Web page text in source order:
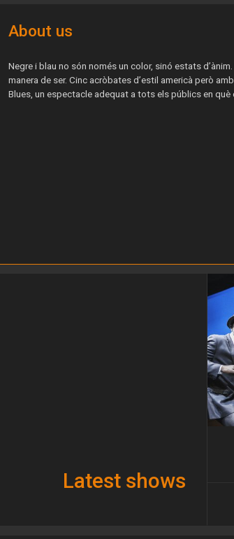
About us
Negre i blau no són només un color, sinó estats
manera de ser. Cinc acròbates d’estil americà però
Blues, un espectacle adequat a tots els públics en
Latest shows